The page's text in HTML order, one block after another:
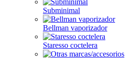
Subminimal
Bellman vaporizador
Staresso coctelera